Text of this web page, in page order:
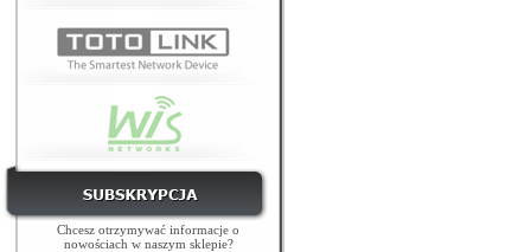
Chcesz otrzymywać informacje o
nowościach w naszym sklepie?